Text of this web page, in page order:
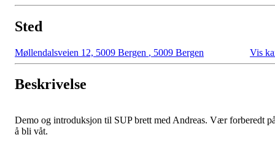
Sted
Møllendalsveien 12, 5009 Bergen , 5009 Bergen Vis
Beskrivelse
Demo og introduksjon til SUP brett med Andreas. Vær forberedt
å bli våt.